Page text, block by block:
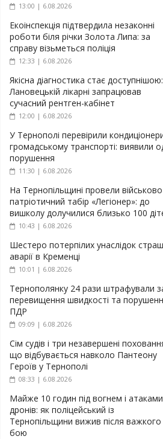
13:00 | 6.08.2026
Екоінспекція підтвердила незаконні
роботи біля річки Золота Липа: за
справу візьметься поліція
12:33 | 6.08.2026
Якісна діагностика стає
Лановецькій лікарні запрацював
сучасний рентген-кабінет
12:00 | 6.08.2026
У Тернополі перевірили
громадському транспорті: виявили
порушення
11:30 | 6.08.2026
На Тернопільщині провели
патріотичний табір «Легіонер»: до
вишколу долучилися близько 100
10:43 | 6.08.2026
Шестеро потерпілих унаслідок
аварії в Кременці
10:01 | 6.08.2026
Тернополянку 24 рази штрафували
перевищення швидкості та
ПДР
09:09 | 6.08.2026
Сім судів і три незавершені
що відбувається навколо Пантеону
Героїв у Тернополі
08:33 | 6.08.2026
Майже 10 годин під вогнем і атаками
дронів: як поліцейський із
Тернопільщини вижив після важкого
бою